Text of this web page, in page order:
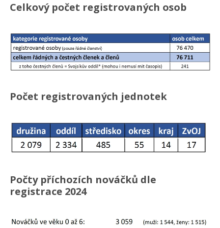
Celkový počet registrovaných osob
Počet registrovaných jednotek
Počty příchozích nováčků dle
registrace 2024